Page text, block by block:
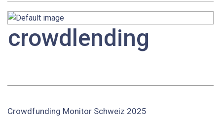
crowdlending
Crowdfunding Monitor Schweiz 2025